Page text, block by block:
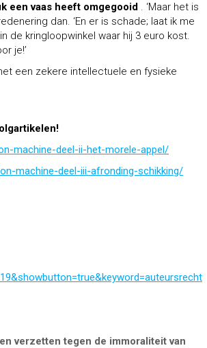
een vaas heeft omgegooid . ‘Maar het is
dan. ‘En er is schade; laat ik me
de kringloopwinkel waar hij 3 euro kost.
je!’
een zekere intellectuele en fysieke
machine-deel-ii-het-morele-appel/
machine-deel-iii-afronding-schikking/
verzetten tegen de immoraliteit van